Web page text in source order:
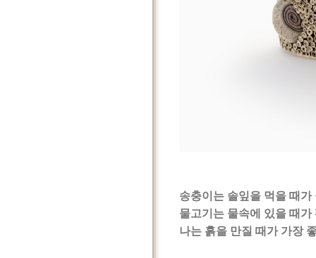
송충이는 솔잎을 먹을 때가
물고기는 물속에 있을 때가
나는 흙을 만질 때가 가장